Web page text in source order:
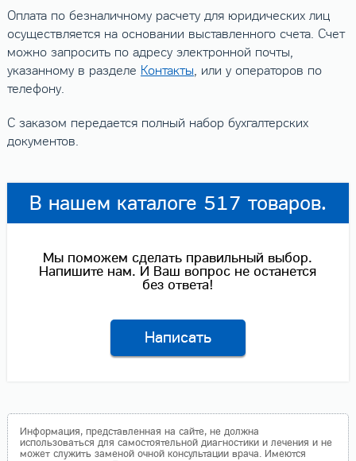
Оплата по безналичному расчету для юридических лиц
осуществляется на основании выставленного счета. Счет
можно запросить по адресу электронной почты,
указанному в разделе Контакты, или у операторов по
телефону.
С заказом передается полный набор бухгалтерских
документов.
В нашем каталоге 517 товаров.
Мы поможем сделать правильный выбор.
Напишите нам. И Ваш вопрос не останется
без ответа!
Написать
Информация, представленная на сайте, не должна
использоваться для самостоятельной диагностики и лечения и не
может служить заменой очной консультации врача. Имеются